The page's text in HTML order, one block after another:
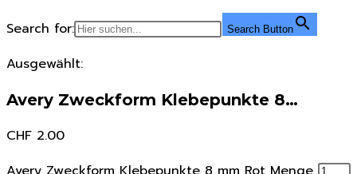
Search for: Search Button
Ausgewählt:
Avery Zweckform Klebepunkte 8…
CHF 2.00